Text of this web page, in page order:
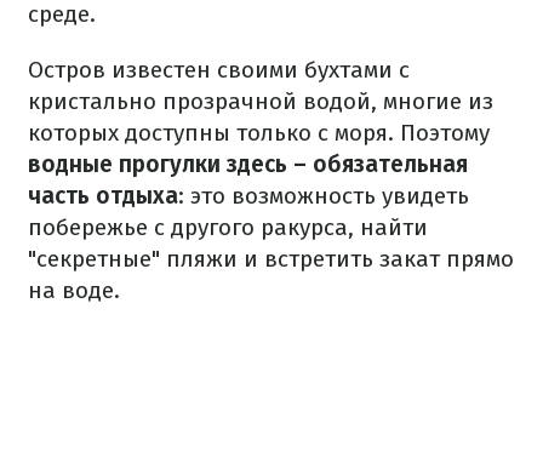
среде.
Остров известен своими бухтами с
кристально прозрачной водой, многие из
которых доступны только с моря. Поэтому
водные прогулки здесь – обязательная
часть отдыха: это возможность увидеть
побережье с другого ракурса, найти
"секретные" пляжи и встретить закат прямо
на воде.